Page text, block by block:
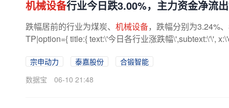
机械设备行业今日跌3.00%，主力资金净流
跌幅居前的行业为煤炭、 机械设备，跌幅分别为3.24%
TP|option={ title:{ text:\'今日各行业涨跌幅\',subtext:\'\',
宗申动力 泰嘉股份
合锻智能
数据宝
06-10 21:48